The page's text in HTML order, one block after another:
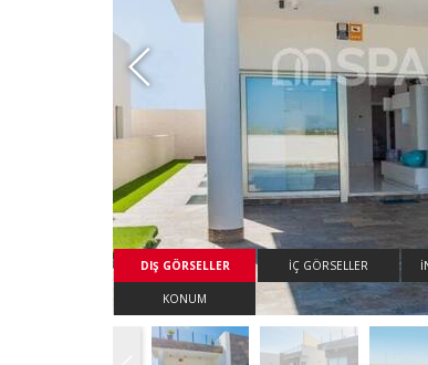
DIŞ GÖRSELLER İÇ GÖRSELLER
KONUM